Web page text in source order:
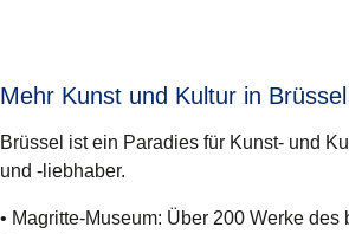
Mehr Kunst und Kultur in Brüssel
Brüssel ist ein Paradies für Kunst- und
und -liebhaber.
• Magritte-Museum: Über 200 Werke des